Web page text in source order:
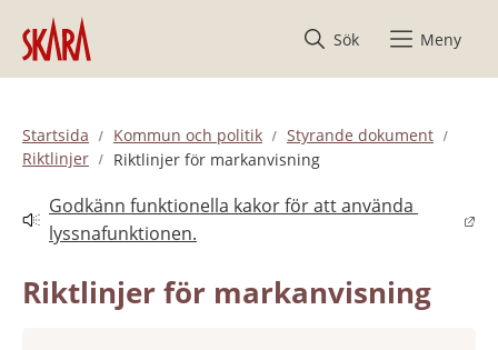
Hoppa till innehåll
Sök
Meny
Startsida Kommun och politik
Styrande dokument
Riktlinjer
Riktlinjer för markanvisning
Godkänn funktionella kakor för att använda
lyssnafunktionen.
Länk till annan webbplats.
Riktlinjer för markanvisning